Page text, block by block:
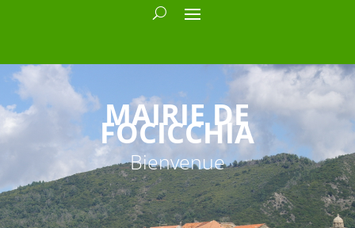
MAIRIE DE
FOCICCHIA
Bienvenue